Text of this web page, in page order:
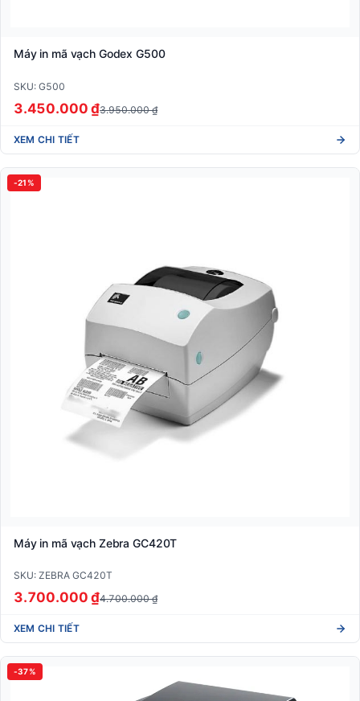
Máy in mã vạch Godex G500
SKU: G500
3.450.000 ₫3.950.000 ₫
XEM CHI TIẾT
-21%
Máy in mã vạch Zebra GC420T
SKU: ZEBRA GC420T
3.700.000 ₫4.700.000 ₫
XEM CHI TIẾT
-37%